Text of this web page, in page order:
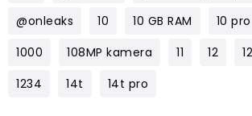
@onleaks
10 10 GB RAM 10 pro
1000
108MP kamera 11 12
1234
14t 14t pro